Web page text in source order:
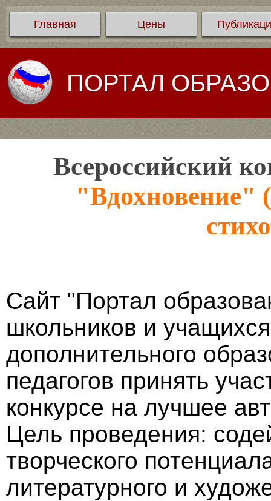
Главная Цены
ПОРТАЛ
Всероссийский
"Вдохновение"
Сайт "Портал
школьников и
дополнительного
педагогов принять
конкурсе на лучшее
Цель проведения:
творческого
литературного и